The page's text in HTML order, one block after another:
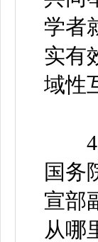
学者
实有
域性
4、
国务
宣部
从哪